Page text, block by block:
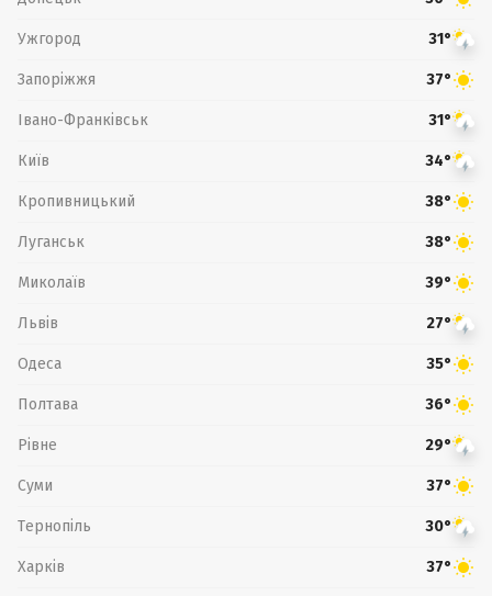
Ужгород 31°
Запоріжжя 37°
Івано-Франківськ 31°
Київ 34°
Кропивницький 38°
Луганськ 38°
Миколаїв 39°
Львів 27°
Одеса 35°
Полтава 36°
Рівне 29°
Суми 37°
Тернопіль 30°
Харків 37°